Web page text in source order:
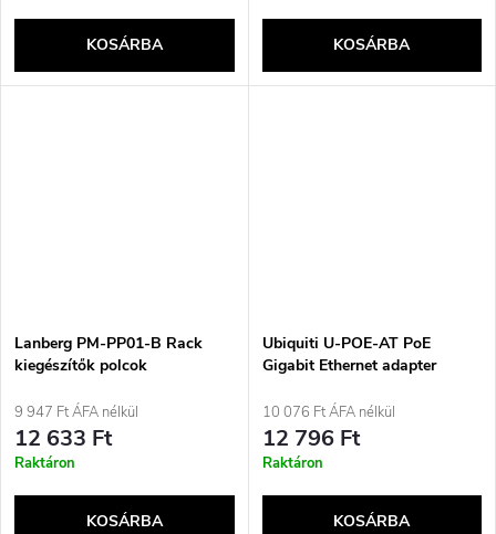
KOSÁRBA KOSÁRBA
Lanberg PM-PP01-B Rack
kiegészítők polcok
9 947 Ft ÁFA nélkül
12 633 Ft
Raktáron
KOSÁRBA
Ubiquiti U-POE-AT PoE
Gigabit Ethernet adapter
10 076 Ft ÁFA nélkül
12 796 Ft
Raktáron
KOSÁRBA